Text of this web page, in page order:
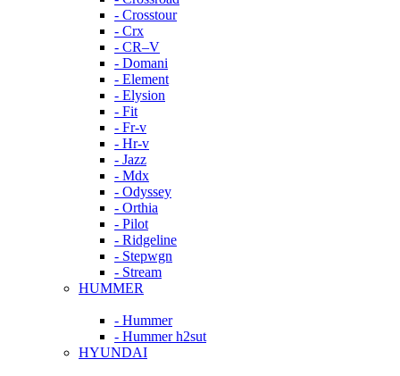
- Crosstour
- Crx
- CR–V
- Domani
- Element
- Elysion
- Fit
- Fr-v
- Hr-v
- Jazz
- Mdx
- Odyssey
- Orthia
- Pilot
- Ridgeline
- Stepwgn
- Stream
HUMMER
- Hummer
- Hummer h2sut
HYUNDAI